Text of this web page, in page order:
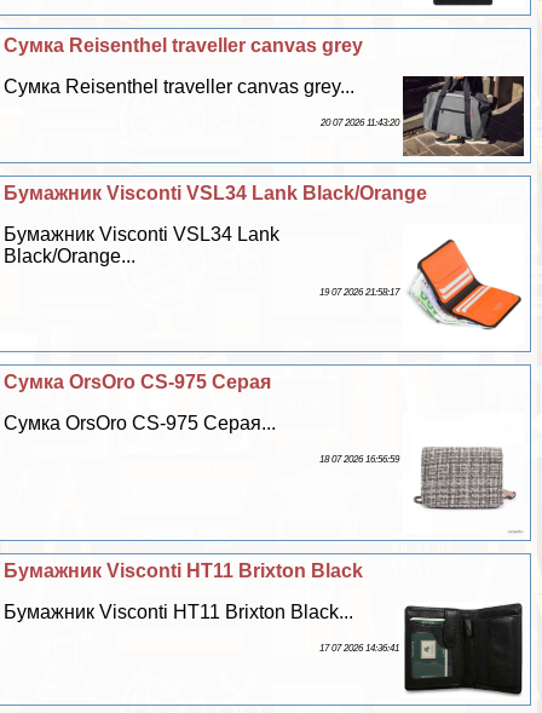
Сумка Reisenthel traveller canvas grey
Сумка Reisenthel traveller canvas grey...
20 07 2026 11:43:20
Бумажник Visconti VSL34 Lank Black/Orange
Бумажник Visconti VSL34 Lank
Black/Orange...
19 07 2026 21:58:17
Сумка OrsOro CS-975 Серая
Сумка OrsOro CS-975 Серая...
18 07 2026 16:56:59
Бумажник Visconti HT11 Brixton Black
Бумажник Visconti HT11 Brixton Black...
17 07 2026 14:36:41